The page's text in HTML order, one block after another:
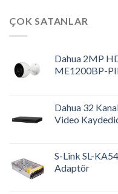
ÇOK SATANLAR
Dahua 2MP
ME1200BP-
Dahua 32
Video
S-Link SL-
Adaptör